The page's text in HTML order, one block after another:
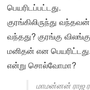
பெயரிடப்பட்டது.
குரங்கிலிருந்து
வந்தது? குரங்கு
மனிதன் என
என்று சொல்வோமா?
மாமன்னன் ராஜ